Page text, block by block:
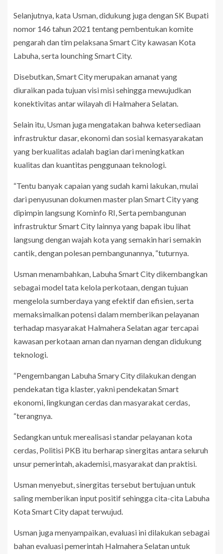
Selanjutnya, kata Usman, didukung juga dengan SK Bupati
nomor 146 tahun 2021 tentang pembentukan komite
pengarah dan tim pelaksana Smart City kawasan Kota
Labuha, serta lounching Smart City.
Disebutkan, Smart City merupakan amanat yang
diuraikan pada tujuan visi misi sehingga mewujudkan
konektivitas antar wilayah di Halmahera Selatan.
Selain itu, Usman juga mengatakan bahwa ketersediaan
infrastruktur dasar, ekonomi dan sosial kemasyarakatan
yang berkualitas adalah bagian dari meningkatkan
kualitas dan kuantitas penggunaan teknologi.
“Tentu banyak capaian yang sudah kami lakukan, mulai
dari penyusunan dokumen master plan Smart City yang
dipimpin langsung Kominfo RI, Serta pembangunan
infrastruktur Smart City lainnya yang bapak ibu lihat
langsung dengan wajah kota yang semakin hari semakin
cantik, dengan polesan pembangunannya, “tuturnya.
Usman menambahkan, Labuha Smart City dikembangkan
sebagai model tata kelola perkotaan, dengan tujuan
mengelola sumberdaya yang efektif dan efisien, serta
memaksimalkan potensi dalam memberikan pelayanan
terhadap masyarakat Halmahera Selatan agar tercapai
kawasan perkotaan aman dan nyaman dengan didukung
teknologi.
“Pengembangan Labuha Smary City dilakukan dengan
pendekatan tiga klaster, yakni pendekatan Smart
ekonomi, lingkungan cerdas dan masyarakat cerdas,
“terangnya.
Sedangkan untuk merealisasi standar pelayanan kota
cerdas, Politisi PKB itu berharap sinergitas antara seluruh
unsur pemerintah, akademisi, masyarakat dan praktisi.
Usman menyebut, sinergitas tersebut bertujuan untuk
saling memberikan input positif sehingga cita-cita Labuha
Kota Smart City dapat terwujud.
Usman juga menyampaikan, evaluasi ini dilakukan sebagai
bahan evaluasi pemerintah Halmahera Selatan untuk